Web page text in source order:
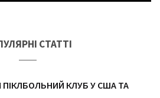
СТАТТІ
ПІКЛБОЛЬНИЙ КЛУБ У США ТА